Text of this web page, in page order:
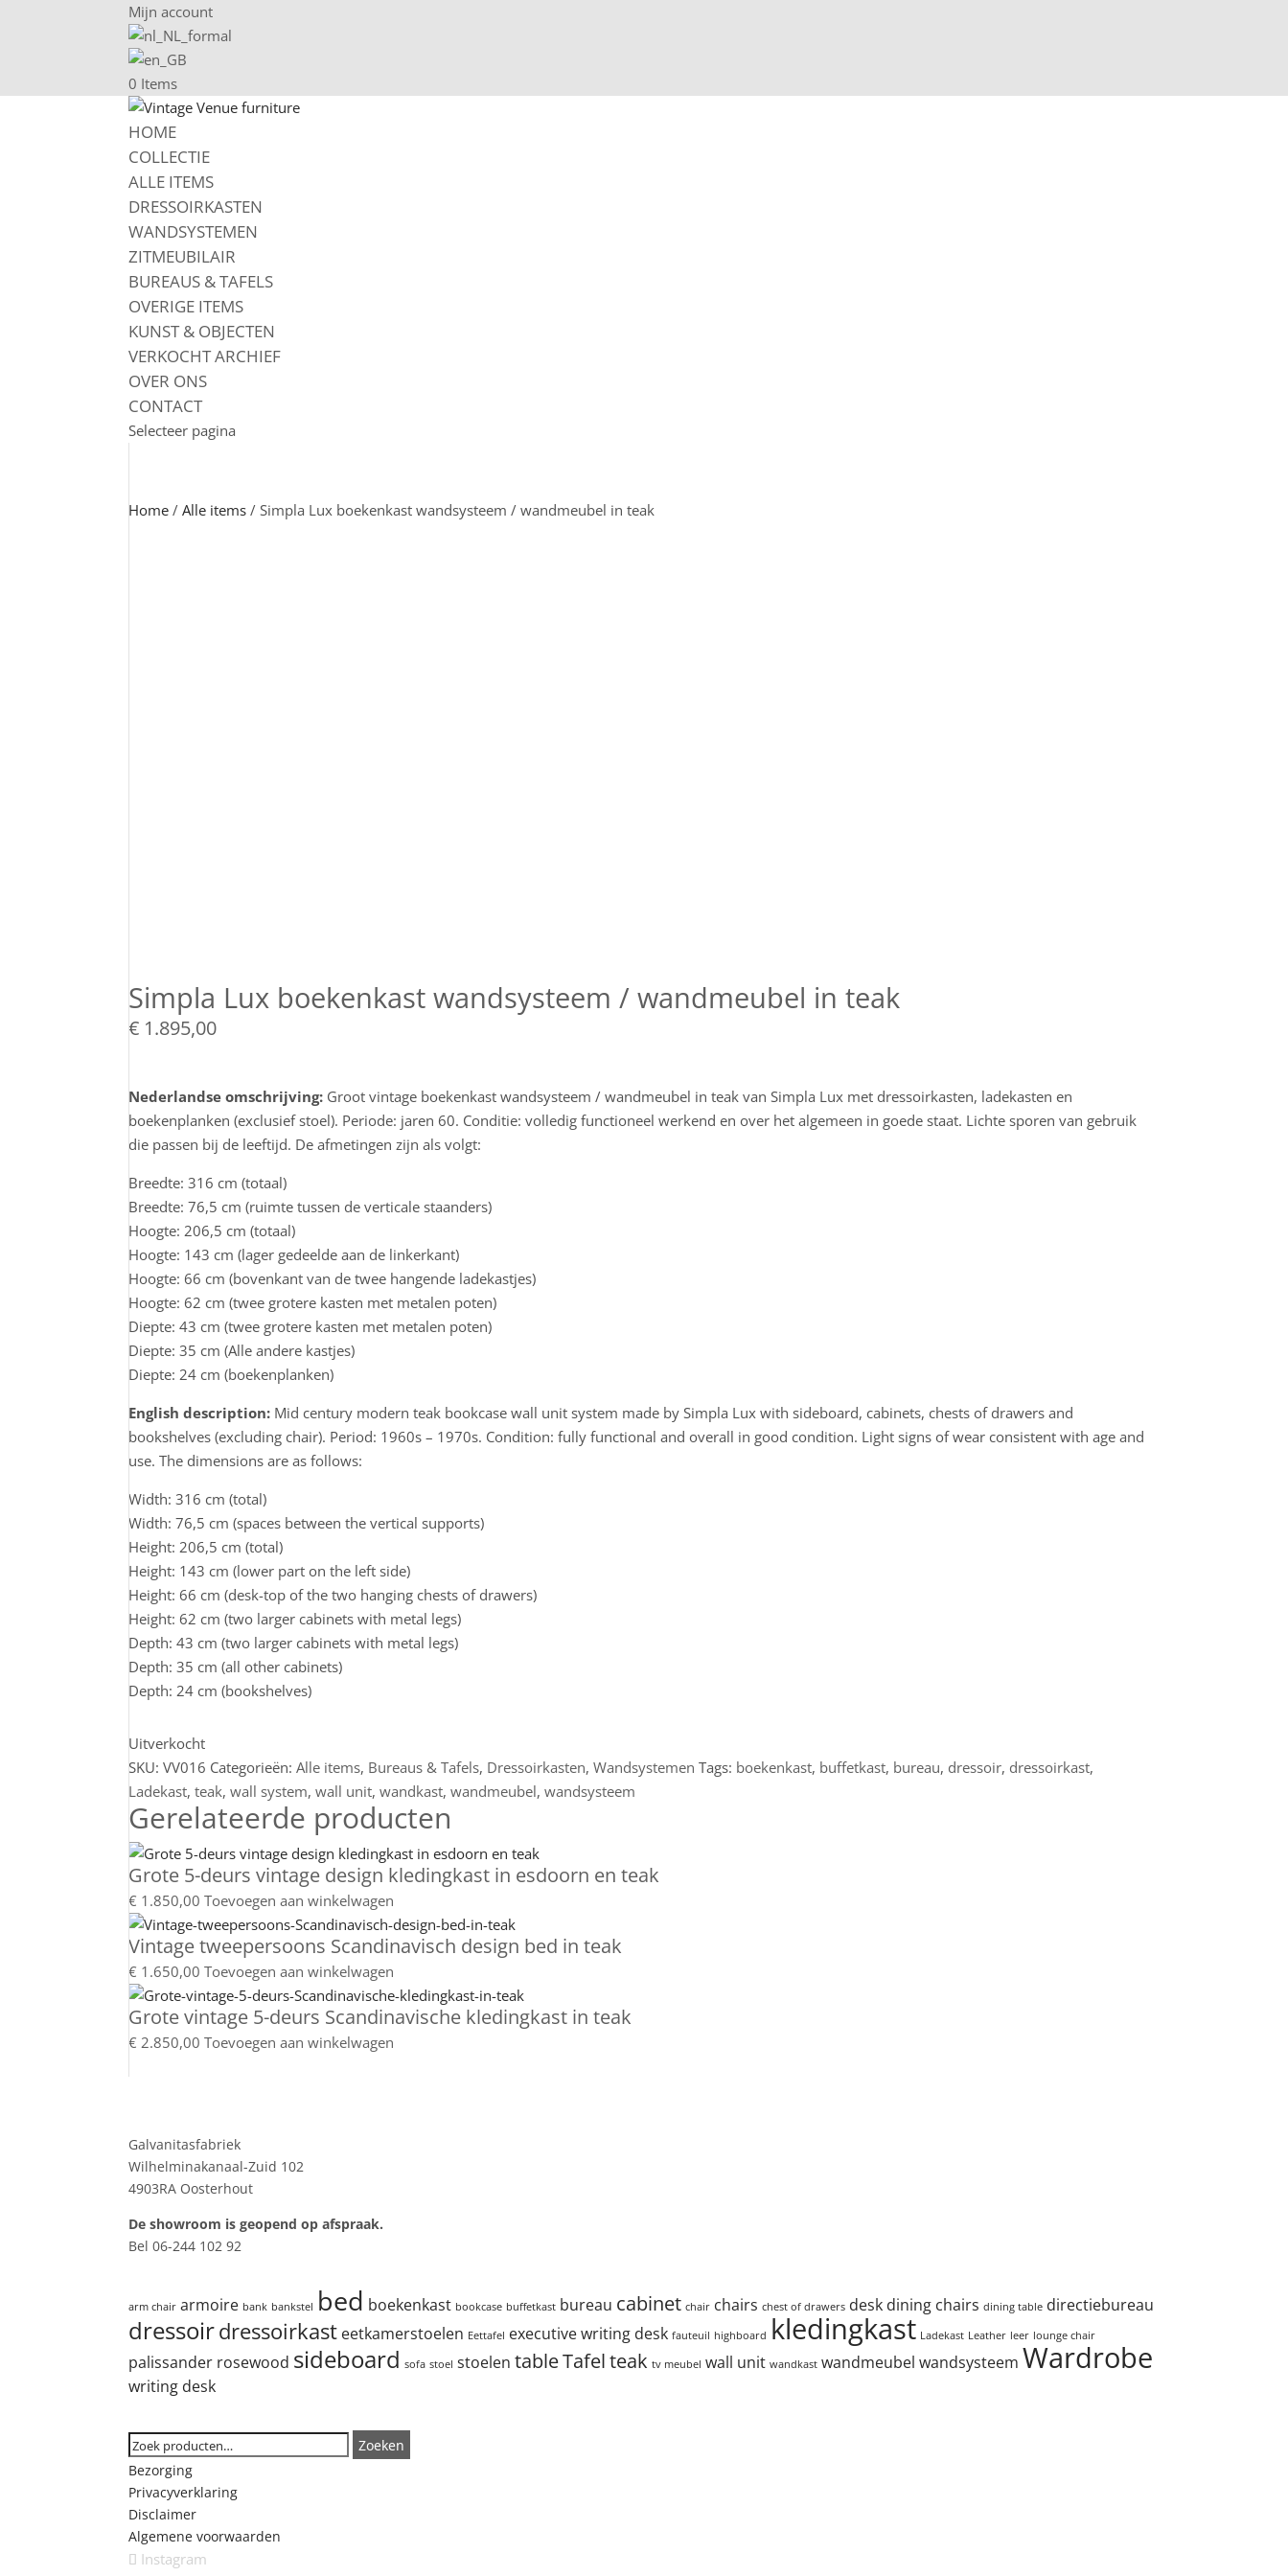
Mijn account
0 Items
HOME
COLLECTIE
ALLE ITEMS
DRESSOIRKASTEN
WANDSYSTEMEN
ZITMEUBILAIR
BUREAUS & TAFELS
OVERIGE ITEMS
KUNST & OBJECTEN
VERKOCHT ARCHIEF
OVER ONS
CONTACT
Selecteer pagina
Home /Alle items / Simpla Lux boekenkast wandsysteem / wandmeubel in teak
Simpla Lux boekenkast wandsysteem / wandmeubel in teak
€ 1.895,00
Nederlandse omschrijving: Groot vintage boekenkast wandsysteem / wandmeubel in teak van Simpla Lux met dressoirkasten, ladekasten en
boekenplanken (exclusief stoel). Periode: jaren 60. Conditie: volledig functioneel werkend en over het algemeen in goede staat. Lichte sporen van gebruik
die passen bij de leeftijd. De afmetingen zijn als volgt:
Breedte: 316 cm (totaal)
Breedte: 76,5 cm (ruimte tussen de verticale staanders)
Hoogte: 206,5 cm (totaal)
Hoogte: 143 cm (lager gedeelde aan de linkerkant)
Hoogte: 66 cm (bovenkant van de twee hangende ladekastjes)
Hoogte: 62 cm (twee grotere kasten met metalen poten)
Diepte: 43 cm (twee grotere kasten met metalen poten)
Diepte: 35 cm (Alle andere kastjes)
Diepte: 24 cm (boekenplanken)
English description: Mid century modern teak bookcase wall unit system made by Simpla Lux with sideboard, cabinets, chests of drawers and
bookshelves (excluding chair). Period: 1960s – 1970s. Condition: fully functional and overall in good condition. Light signs of wear consistent with age and
use. The dimensions are as follows:
Width: 316 cm (total)
Width: 76,5 cm (spaces between the vertical supports)
Height: 206,5 cm (total)
Height: 143 cm (lower part on the left side)
Height: 66 cm (desk-top of the two hanging chests of drawers)
Height: 62 cm (two larger cabinets with metal legs)
Depth: 43 cm (two larger cabinets with metal legs)
Depth: 35 cm (all other cabinets)
Depth: 24 cm (bookshelves)
Uitverkocht
SKU:VV016 Categorieën:Alle items, Bureaus & Tafels, Dressoirkasten,Wandsystemen Tags: boekenkast, buffetkast, bureau, dressoir, dressoirkast,
Ladekast,teak,wall system,wall unit,wandkast,wandmeubel,wandsysteem
Gerelateerde producten
Grote 5-deurs vintage design kledingkast in esdoorn en teak
€ 1.850,00 Toevoegen aan winkelwagen
Vintage tweepersoons Scandinavisch design bed in teak
€ 1.650,00 Toevoegen aan winkelwagen
Grote vintage 5-deurs Scandinavische kledingkast in teak
€ 2.850,00 Toevoegen aan winkelwagen
Galvanitasfabriek
Wilhelminakanaal-Zuid 102
4903RA Oosterhout
De showroom is geopend op afspraak.
Bel 06-244 102 92
arm chair armoire bank bankstel bed boekenkast bookcase buffetkast bureau cabinet chair chairs chest of drawers desk dining chairs dining table directiebureau
dressoirdressoirkast eetkamerstoelen Eettafel executive writing desk fauteuil highboard kledingkast Ladekast Leather leer lounge chair
palissander rosewood sideboard sofa stoel stoelen tableTafel teak tv meubel wall unit wandkast wandmeubel wandsysteem Wardrobe
writing desk
Zoeken
naar:
Zoeken
Bezorging
Privacyverklaring
Disclaimer
Algemene voorwaarden
Instagram